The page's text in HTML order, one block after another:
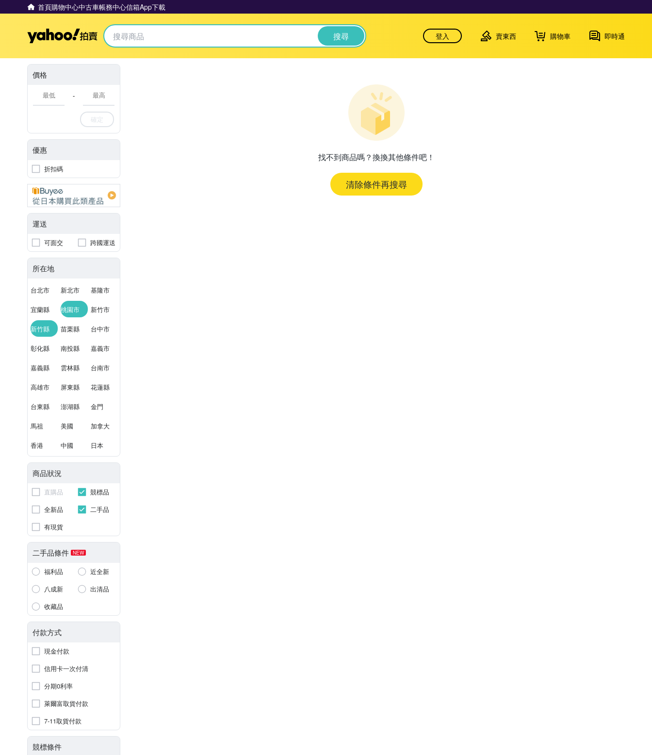
首頁購物中心中古車帳務中心信箱App下載
Yahoo拍賣 搜尋 登入 賣東西 購物車 即時通
價格
-
確定
優惠
折扣碼
運送
可面交 跨國運送
所在地
台北市 新北市 基隆市
宜蘭縣 桃園市 新竹市
新竹縣 苗栗縣 台中市
彰化縣 南投縣 嘉義市
嘉義縣 雲林縣 台南市
高雄市 屏東縣 花蓮縣
台東縣 澎湖縣 金門
馬祖 美國 加拿大
香港 中國 日本
商品狀況
直購品
競標品
全新品
二手品
有現貨
二手品條件 NEW
福利品
近全新
八成新
出清品
收藏品
付款方式
現金付款
信用卡一次付清
分期0利率
萊爾富取貨付款
7-11取貨付款
競標條件
找不到商品嗎？換換其他條件吧！
清除條件再搜尋